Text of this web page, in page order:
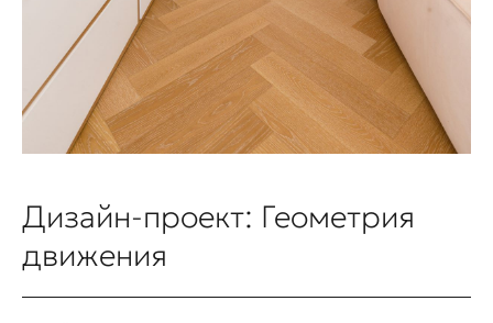
Дизайн-проект: Геометрия
движения